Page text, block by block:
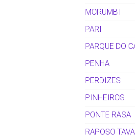
MORUMBI
PARI
PARQUE DO
PENHA
PERDIZES
PINHEIROS
PONTE RASA
RAPOSO